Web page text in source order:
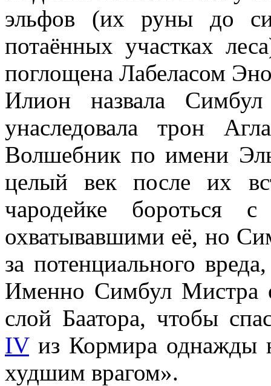
эльфов (их руны до
потаённых участках
поглощена Лабеласом
Илион назвала
унаследовала трон
Волшебник по имени
целый век после их
чародейке бороться
охватывавшими её, но
за потенциального
Именно Симбул Мистра
слой Баатора, чтобы
IVиз Кормира однажды
худшим врагом».